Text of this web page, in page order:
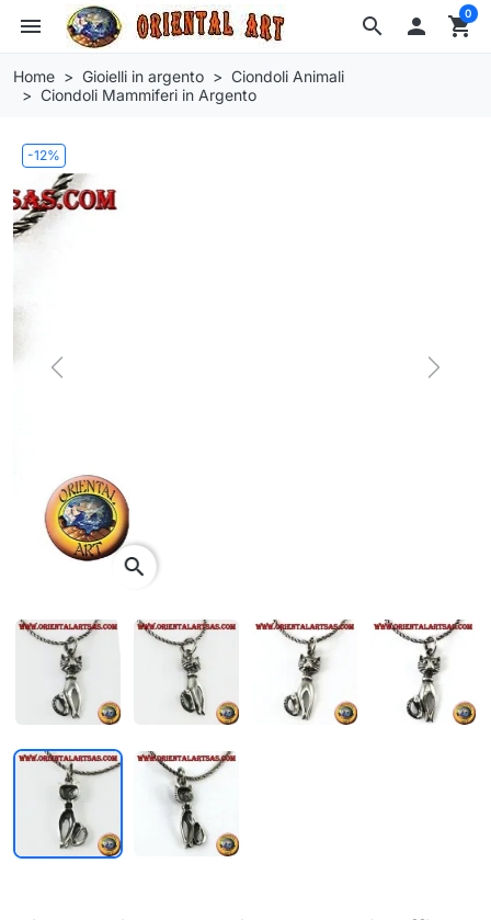
search
menu  shopping_cart
0
Home Gioielli in argento
Ciondoli Animali
Ciondoli Mammiferi in Argento
-12%
Previous Next